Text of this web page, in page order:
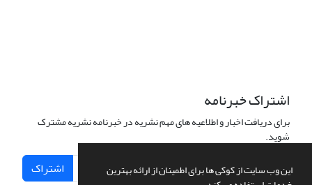
این وب سایت از کوکی ها برای اطمینان از ارائه بهترین
اشتراک خبرنامه
برای دریافت اخبار و اطلاعیه های مهم نشریه در خبرنامه نشریه مشترک
شوید.
اشتراک